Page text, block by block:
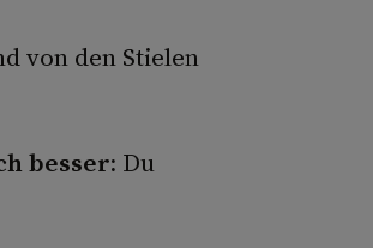
von den Stielen
besser: Du